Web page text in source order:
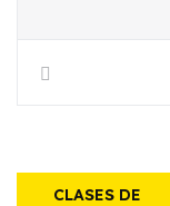
CLASES DE